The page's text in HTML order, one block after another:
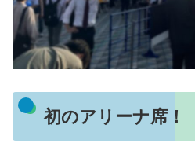
初のアリーナ席！